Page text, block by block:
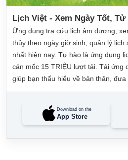
Lịch Việt - Xem Ngày Tốt,
Ứng dụng tra cứu lịch âm dương,
thủy theo ngày giờ sinh, quản lý lịch
nhất hiện nay. Tự hào là ứng dụng
cán mốc 15 TRIỆU lượt tải. Tải ứng
giúp bạn thấu hiểu về bản thân, đưa
Download on the
App Store